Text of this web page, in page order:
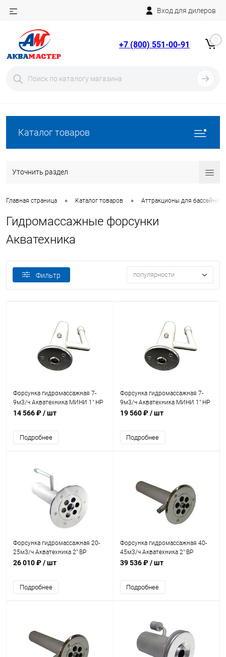
Вход для дилеров
+7 (800) 551-00-91 0
Каталог товаров
Уточнить раздел
Главная страница • Каталог товаров • Аттракционы для бассейна
Гидромассажные форсунки
Акватехника
Фильтр популярности
Форсунка гидромассажная 7-
9м3/ч Акватехника МИНИ 1" НР
(универсал) (AT03.37)
14 566 ₽/ шт
Подробнее
Форсунка гидромассажная 7-
9м3/ч Акватехника МИНИ 1" НР
AISI 316 (универсал) (AT03.37M)
19 560 ₽/ шт
Подробнее
Форсунка гидромассажная 20-
25м3/ч Акватехника 2" ВР
(универсал) (AT03.34)
26 010 ₽/ шт
Подробнее
Форсунка гидромассажная 40-
45м3/ч Акватехника 2" ВР
(универсал) (AT03.10)
39 536 ₽/ шт
Подробнее